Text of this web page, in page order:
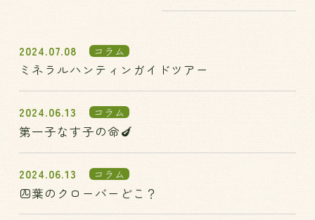
2024.07.08 コラム
ミネラルハンティンガイドツアー
2024.06.13 コラム
第一子なす子の命🍆
2024.06.13 コラム
四葉のクローバーどこ？